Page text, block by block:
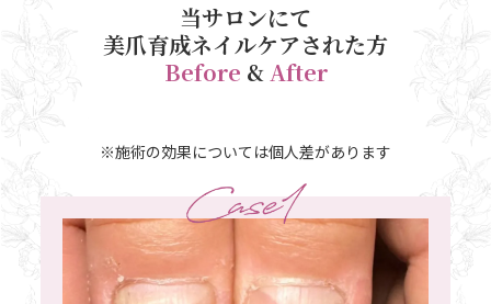
当サロンにて
美爪育成ネイルケアされた方
Before &After
※施術の効果については個人差があります